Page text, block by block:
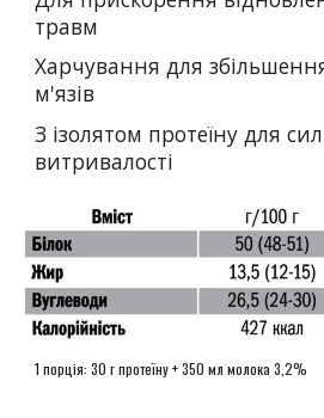
травм
Харчування для
м'язів
З ізолятом протеїну для
витривалості
1 порція: 30 г протеїну + 350 мл молока 3,2%